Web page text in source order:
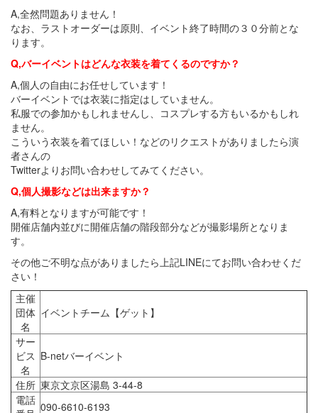
A,全然問題ありません！
なお、ラストオーダーは原則、イベント終了時間の３０分前とな
ります。
Q,バーイベントはどんな衣装を着てくるのですか？
A,個人の自由にお任せしています！
バーイベントでは衣装に指定はしていません。
私服での参加かもしれませんし、コスプレする方もいるかもしれ
ません。
こういう衣装を着てほしい！などのリクエストがありましたら演
者さんの
Twitterよりお問い合わせしてみてください。
Q,個人撮影などは出来ますか？
A,有料となりますが可能です！
開催店舗内並びに開催店舗の階段部分などが撮影場所となりま
す。
その他ご不明な点がありましたら上記LINEにてお問い合わせくだ
さい！
主催
団体
名
イベントチーム【ゲット】
サー
ビス
名
B-netバーイベント
住所 東京文京区湯島 3-44-8
電話 090-6610-6193